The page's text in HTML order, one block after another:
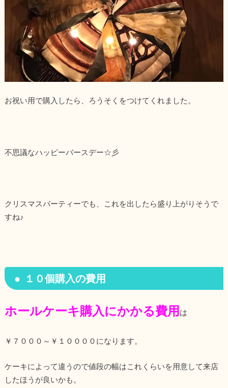
お祝い用で購入したら、ろうそくをつけてくれました。
不思議なハッピーバースデー☆彡
クリスマスパーティーでも、これを出したら盛り上がりそうで
すね♪
１０個購入の費用
ホールケーキ購入にかかる費用は
￥７０００～￥１００００になります。
ケーキによって違うので値段の幅はこれくらいを用意して来店
したほうが良いかも。